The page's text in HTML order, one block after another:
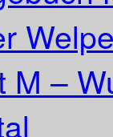
M –